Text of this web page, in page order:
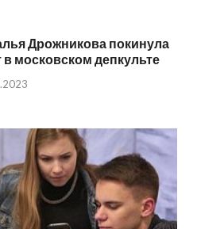
Дрожникова покинула
в московском депкульте